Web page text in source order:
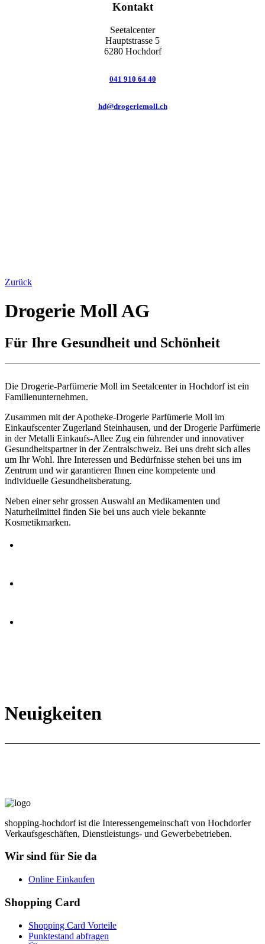
Kontakt
Seetalcenter
Hauptstrasse 5
6280 Hochdorf
041 910 64 40
hd@drogeriemoll.ch
Zurück
Drogerie Moll AG
Für Ihre Gesundheit und Schönheit
Die Drogerie-Parfümerie Moll im Seetalcenter in Hochdorf ist ein
Familienunternehmen.
Zusammen mit der Apotheke-Drogerie Parfümerie Moll im
Einkaufscenter Zugerland Steinhausen, und der Drogerie Parfümerie
in der Metalli Einkaufs-Allee Zug ein führender und innovativer
Gesundheitspartner in der Zentralschweiz. Bei uns dreht sich alles
um Ihr Wohl. Ihre Interessen und Bedürfnisse stehen bei uns im
Zentrum und wir garantieren Ihnen eine kompetente und
individuelle Gesundheitsberatung.
Neben einer sehr grossen Auswahl an Medikamenten und
Naturheilmittel finden Sie bei uns auch viele bekannte
Kosmetikmarken.
Neuigkeiten
shopping-hochdorf ist die Interessengemeinschaft von Hochdorfer
Verkaufsgeschäften, Dienstleistungs- und Gewerbebetrieben.
Wir sind für Sie da
Online Einkaufen
Shopping Card
Shopping Card Vorteile
Punktestand abfragen